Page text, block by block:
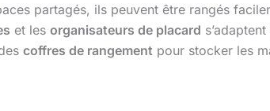
partagés, ils peuvent être rangés
et les organisateurs de placard
coffres de rangement pour stocker les